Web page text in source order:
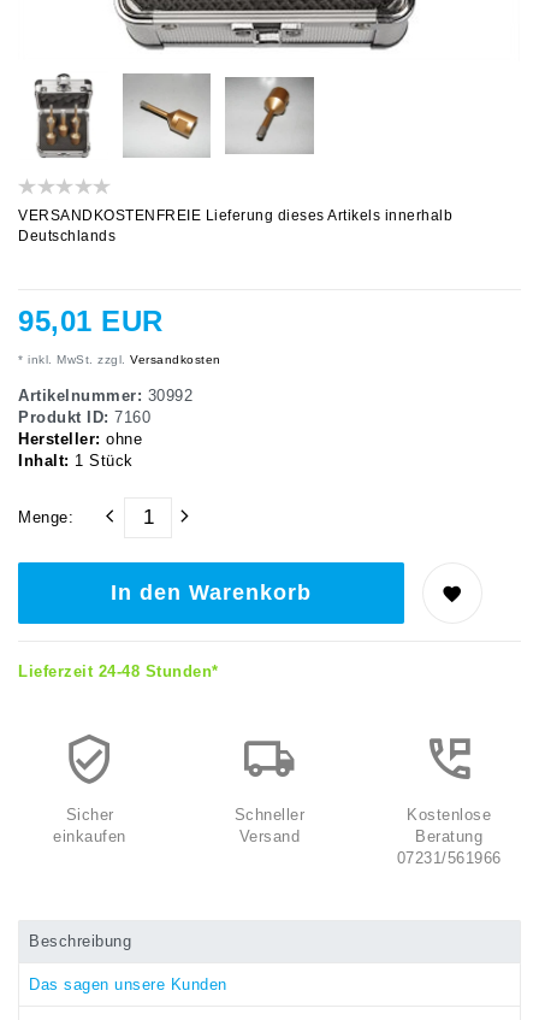
VERSANDKOSTENFREIE Lieferung dieses Artikels innerhalb
Deutschlands
95,01 EUR
* inkl. MwSt. zzgl. Versandkosten
Artikelnummer: 30992
Produkt ID: 7160
Hersteller: ohne
Inhalt: 1 Stück
Menge:
In den Warenkorb
Lieferzeit 24-48 Stunden*
Sicher
einkaufen
Schneller
Versand
Kostenlose
Beratung
07231/561966
Beschreibung
Das sagen unsere Kunden